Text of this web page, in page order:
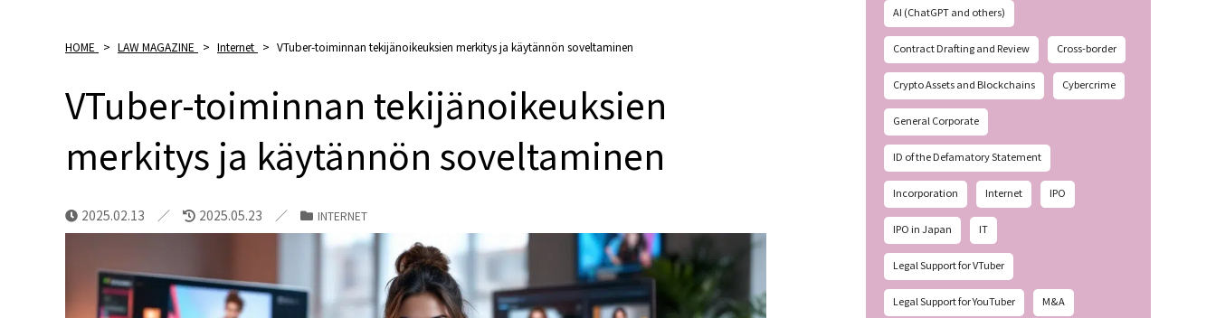
HOME > LAW MAGAZINE > Internet > VTuber-toiminnan tekijänoikeuksien merkitys ja käytännön soveltaminen
VTuber-toiminnan tekijänoikeuksien
merkitys ja käytännön soveltaminen
2025.02.13 2025.05.23 INTERNET
AI (ChatGPT and others)
Contract Drafting and Review Cross-border
Crypto Assets and Blockchains Cybercrime
General Corporate
ID of the Defamatory Statement
Incorporation Internet IPO
IPO in Japan IT
Legal Support for VTuber
Legal Support for YouTuber M&A